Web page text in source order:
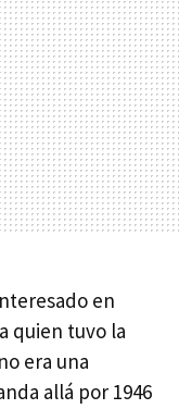
en
quien tuvo la
era una
allá por 1946